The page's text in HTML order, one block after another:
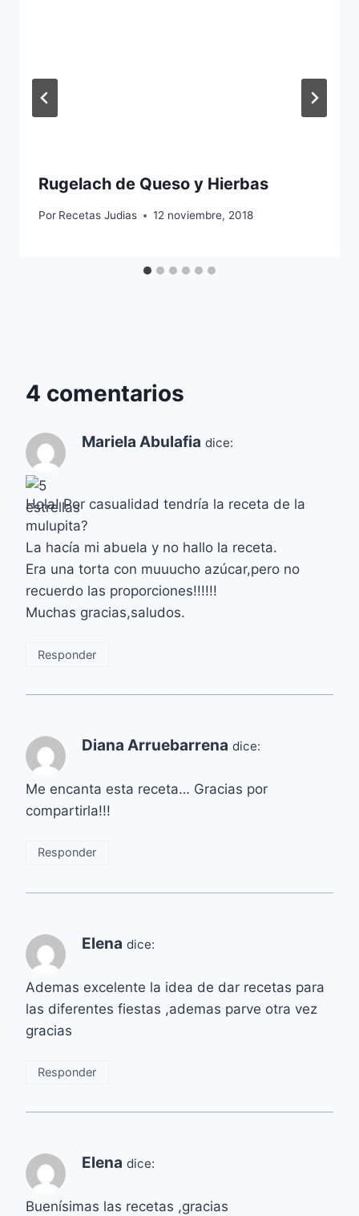
Rugelach de Queso y Hierbas
Por Recetas Judias 12 noviembre, 2018
4 comentarios
Mariela Abulafia dice:
Hola! Por casualidad tendría la receta de la
mulupita?
La hacía mi abuela y no hallo la receta.
Era una torta con muuucho azúcar,pero no
recuerdo las proporciones!!!!!!
Muchas gracias,saludos.
Responder
Diana Arruebarrena dice:
Me encanta esta receta… Gracias por
compartirla!!!
Responder
Elena dice:
Ademas excelente la idea de dar recetas para
las diferentes fiestas ,ademas parve otra vez
gracias
Responder
Elena dice:
Buenísimas las recetas ,gracias